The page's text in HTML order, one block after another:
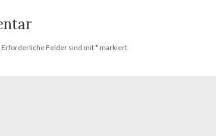
Erforderliche Felder sind mit*markiert